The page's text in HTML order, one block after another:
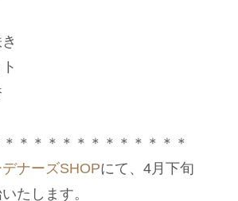
＊＊＊＊＊＊＊＊＊＊＊＊
ナーズSHOPにて、4月下旬
たします。